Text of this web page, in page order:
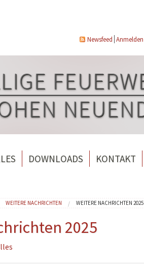
Newsfeed Anmelden
DOWNLOADS KONTAKT
WEITERE NACHRICHTEN WEITERE NACHRICHTEN 2025
2025